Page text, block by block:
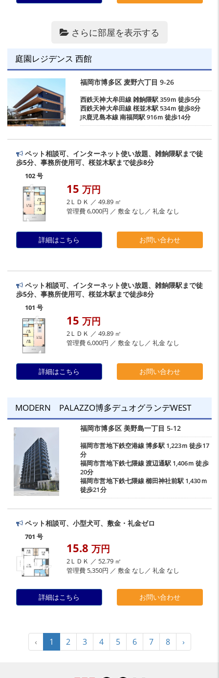
さらに部屋を表示する
庭園レジデンス 西館
福岡市博多区 麦野六丁目 9-26
西鉄天神大牟田線雑餉隈駅359ｍ 徒歩5分
西鉄天神大牟田線桜並木駅534ｍ 徒歩8分
JR鹿児島本線南福岡駅916ｍ 徒歩14分
ペット相談可、インターネット使い放題、雑餉隈駅まで徒
歩5分、事務所使用可、桜並木駅まで徒歩8分
102 号
15 万円
2ＬＤＫ ／ 49.89 ㎡
管理費 6,000円 ／ 敷金 なし／ 礼金 なし
詳細はこちら お問い合わせ
ペット相談可、インターネット使い放題、雑餉隈駅まで徒
歩5分、事務所使用可、桜並木駅まで徒歩8分
101 号
15 万円
2ＬＤＫ ／ 49.89 ㎡
管理費 6,000円 ／ 敷金 なし／ 礼金 なし
詳細はこちら お問い合わせ
MODERN PALAZZO博多デュオグランデWEST
福岡市博多区 美野島一丁目 5-12
福岡市営地下鉄空港線博多駅 1,223ｍ 徒歩17
分
福岡市営地下鉄七隈線渡辺通駅 1,406ｍ 徒歩
20分
福岡市営地下鉄七隈線櫛田神社前駅 1,430ｍ
徒歩21分
ペット相談可、小型犬可、敷金・礼金ゼロ
701 号
15.8 万円
2ＬＤＫ ／ 52.79 ㎡
管理費 5,350円 ／ 敷金 なし／ 礼金 なし
詳細はこちら お問い合わせ
‹ 1 2 3 4 5 6 7 8 ›